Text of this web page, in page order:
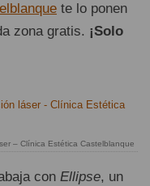
te lo ponen
zona gratis. ¡Solo
– Clínica Estética Castelblanque
con Ellipse, un